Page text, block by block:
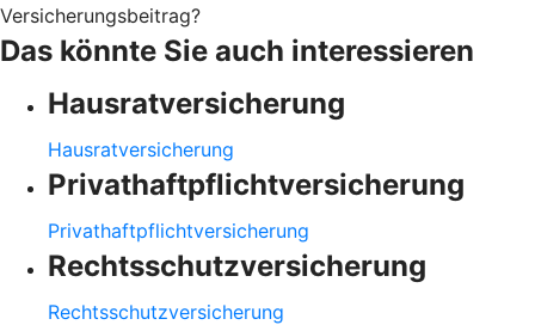
Versicherungsbeitrag?
Das könnte Sie auch interessieren
Hausratversicherung
Hausratversicherung
Privathaftpflichtversicherung
Privathaftpflichtversicherung
Rechtsschutzversicherung
Rechtsschutzversicherung